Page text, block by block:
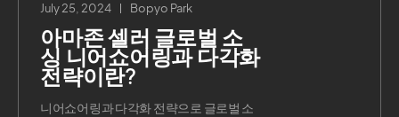
July 25, 2024 Bopyo Park
아마존 셀러 글로벌 소
싱 니어쇼어링과 다각화
전략이란?
니어쇼어링과 다각화 전략으로 글로벌 소